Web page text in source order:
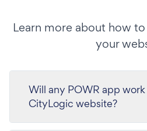
Learn more about how
your
Will any POWR app
CityLogic website?